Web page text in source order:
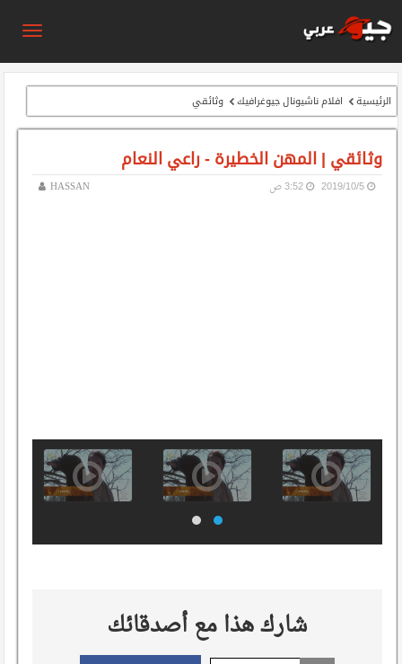
الرئيسية افلام ناشيونال جيوغرافيك وثائقي
وثائقي | المهن الخطيرة - راعي النعام
HASSAN 5‏/10‏/2019 3:52 ص
شارك هذا مع أصدقائك